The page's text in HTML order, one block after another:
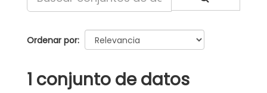
Ordenar por
1 conjunto de datos